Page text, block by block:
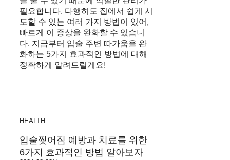
필요합니다. 다행히도 집에서 쉽게 시
도할 수 있는 여러 가지 방법이 있어,
빠르게 이 증상을 완화할 수 있습니
다. 지금부터 입술 주변 따가움을 완
화하는 5가지 효과적인 방법에 대해
정확하게 알려드릴게요!
HEALTH
입술찢어짐 예방과 치료를 위한
6가지 효과적인 방법 알아보자